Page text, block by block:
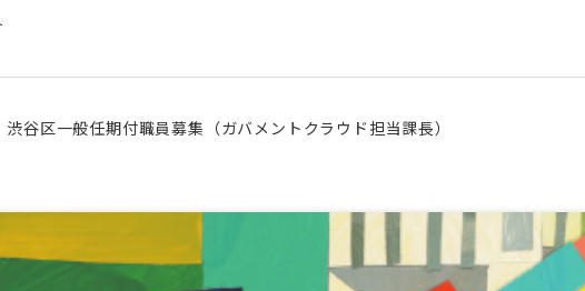
渋谷区一般任期付職員募集（ガバメントクラウド担当課長）